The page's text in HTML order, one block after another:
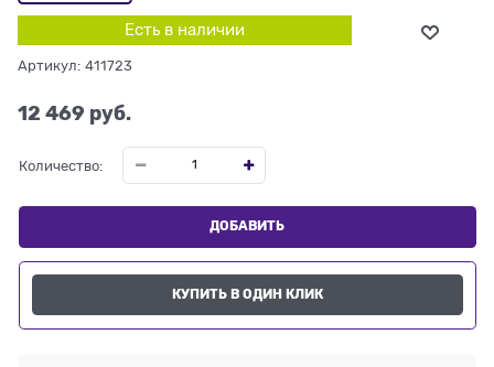
Есть в наличии
Артикул: 411723
12 469 руб.
Количество:
ДОБАВИТЬ
КУПИТЬ В ОДИН КЛИК